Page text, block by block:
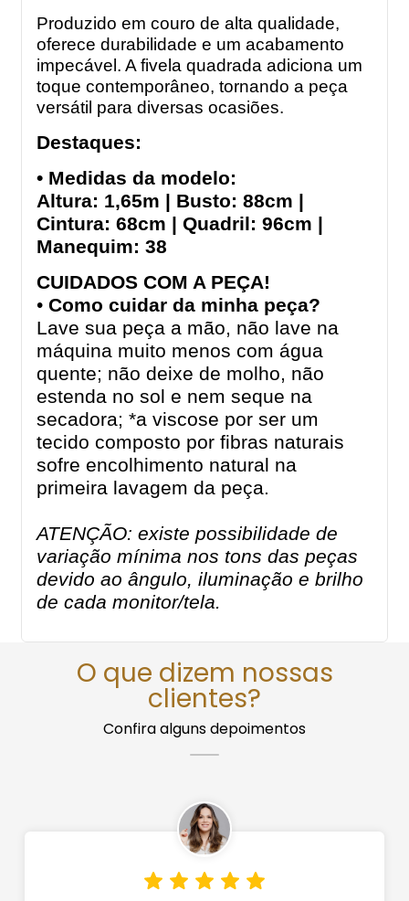
Produzido em couro de alta qualidade,
oferece durabilidade e um acabamento
impecável. A fivela quadrada adiciona um
toque contemporâneo, tornando a peça
versátil para diversas ocasiões.
Destaques:
• Medidas da modelo:
Altura: 1,65m | Busto: 88cm |
Cintura: 68cm | Quadril: 96cm |
Manequim: 38
CUIDADOS COM A PEÇA!
• Como cuidar da minha peça?
Lave sua peça a mão, não lave na
máquina muito menos com água
quente; não deixe de molho, não
estenda no sol e nem seque na
secadora; *a viscose por ser um
tecido composto por fibras naturais
sofre encolhimento natural na
primeira lavagem da peça.
ATENÇÃO: existe possibilidade de
variação mínima nos tons das peças
devido ao ângulo, iluminação e brilho
de cada monitor/tela.
O que dizem nossas
clientes?
Confira alguns depoimentos